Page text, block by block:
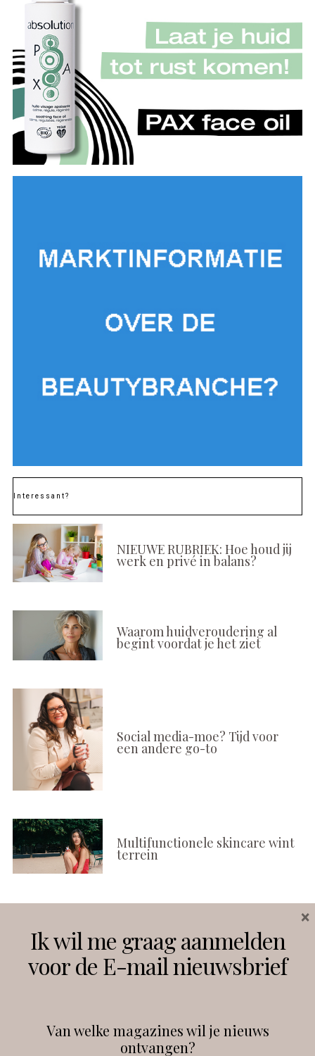
Interessant?
NIEUWE RUBRIEK: Hoe houd jij
werk en privé in balans?
Waarom huidveroudering al
begint voordat je het ziet
Social media-moe? Tijd voor
een andere go-to
Multifunctionele skincare wint
terrein
Instagram Facebook
Ik wil me graag aanmelden
voor de E-mail nieuwsbrief
Van welke magazines wil je nieuws
ontvangen?
×